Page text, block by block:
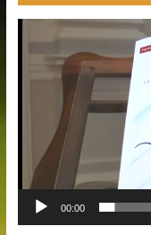
Player
00:00